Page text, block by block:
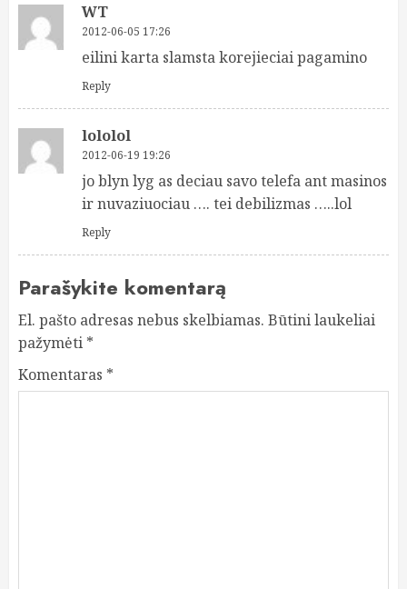
WT
2012-06-05 17:26
eilini karta slamsta korejieciai pagamino
Reply
lololol
2012-06-19 19:26
jo blyn lyg as deciau savo telefa ant masinos
ir nuvaziuociau …. tei debilizmas …..lol
Reply
Parašykite komentarą
El. pašto adresas nebus skelbiamas. Būtini laukeliai
pažymėti *
Komentaras *